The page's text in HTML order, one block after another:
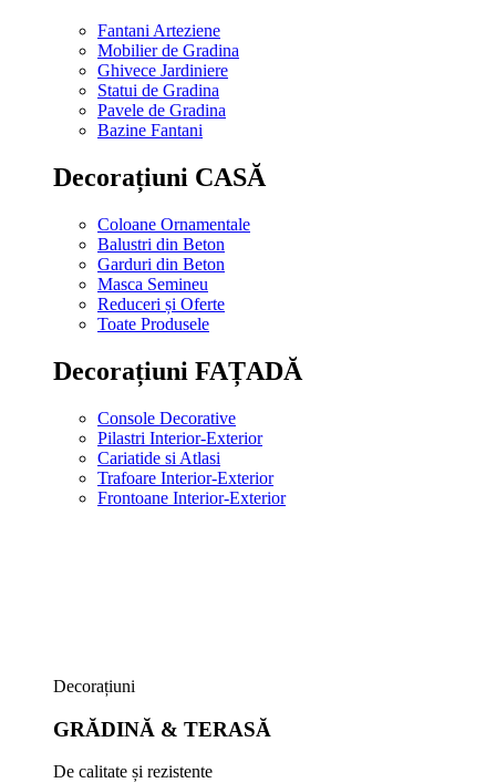
Fantani Arteziene
Mobilier de Gradina
Ghivece Jardiniere
Statui de Gradina
Pavele de Gradina
Bazine Fantani
Decorațiuni CASĂ
Coloane Ornamentale
Balustri din Beton
Garduri din Beton
Masca Semineu
Reduceri și Oferte
Toate Produsele
Decorațiuni FAȚADĂ
Console Decorative
Pilastri Interior-Exterior
Cariatide si Atlasi
Trafoare Interior-Exterior
Frontoane Interior-Exterior
Decorațiuni
GRĂDINĂ & TERASĂ
De calitate și rezistente